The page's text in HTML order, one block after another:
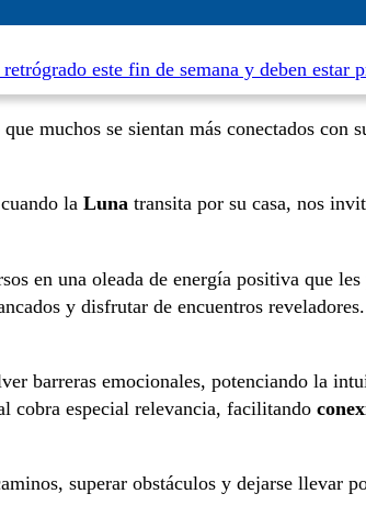
este fin de semana y deben estar
muchos se sientan más conectados con
la Luna transita por su casa, nos
en una oleada de energía positiva que
y disfrutar de encuentros
barreras emocionales, potenciando la
cobra especial relevancia, facilitando
superar obstáculos y dejarse llevar